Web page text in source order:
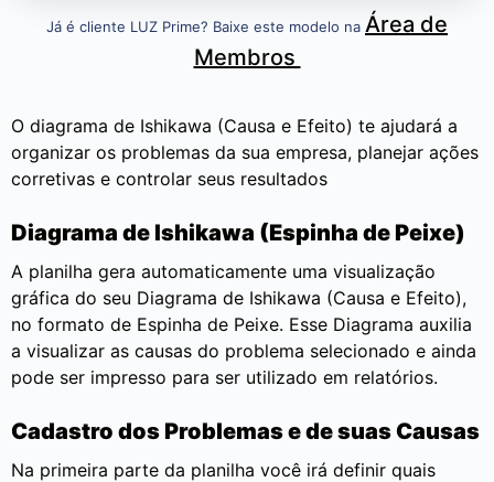
Já é cliente LUZ Prime? Baixe este modelo na Área de
Membros
O diagrama de Ishikawa (Causa e Efeito) te ajudará a
organizar os problemas da sua empresa, planejar ações
corretivas e controlar seus resultados
Diagrama de Ishikawa (Espinha de Peixe)
A planilha gera automaticamente uma visualização
gráfica do seu Diagrama de Ishikawa (Causa e Efeito),
no formato de Espinha de Peixe. Esse Diagrama auxilia
a visualizar as causas do problema selecionado e ainda
pode ser impresso para ser utilizado em relatórios.
Cadastro dos Problemas e de suas Causas
Na primeira parte da planilha você irá definir quais